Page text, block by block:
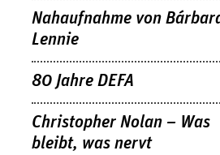
Nahaufnahme von
Lennie
80 Jahre DEFA
Christopher Nolan – Was
bleibt, was nervt